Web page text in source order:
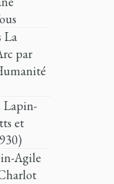
La
par
Lapin-
et
Agile